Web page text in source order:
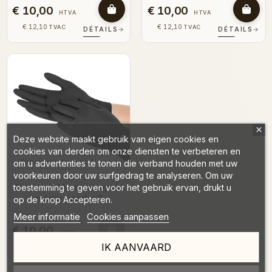
€ 10,00 HTVA
€ 12,10 TVAC DÉTAILS →
€ 10,00 HTVA
€ 12,10 TVAC DÉTAILS →
Binnenkort op voorraad
Zwarte nitril handschoenen
zonder poeder S
€ 10,00 HTVA
DÉTAILS→
Deze website maakt gebruik van eigen cookies en
cookies van derden om onze diensten te verbeteren en
om u advertenties te tonen die verband houden met uw
voorkeuren door uw surfgedrag te analyseren. Om uw
toestemming te geven voor het gebruik ervan, drukt u
op de knop Accepteren.
Meer informatie Cookies aanpassen
IK AANVAARD